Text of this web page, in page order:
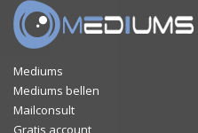
Mediums
Mediums bellen
Mailconsult
Gratis account